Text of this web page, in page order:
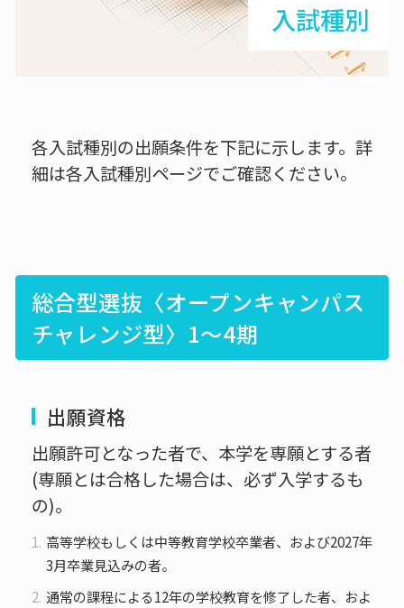
入試種別
各入試種別の出願条件を下記に示します。詳
細は各入試種別ページでご確認ください。
総合型選抜〈オープンキャンパス
チャレンジ型〉1〜4期
出願資格
出願許可となった者で、本学を専願とする者
(専願とは合格した場合は、必ず入学するも
の)。
高等学校もしくは中等教育学校卒業者、および2027年
3月卒業見込みの者。
通常の課程による12年の学校教育を修了した者、およ